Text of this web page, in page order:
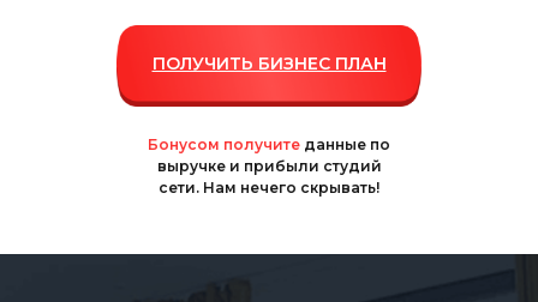
ПОЛУЧИТЬ БИЗНЕС ПЛАН
Бонусом получите данные по
выручке и прибыли студий
сети. Нам нечего скрывать!